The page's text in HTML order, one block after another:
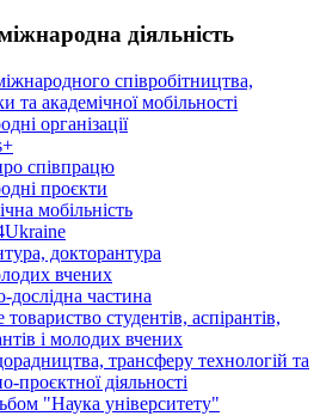
діяльність
співробітництва,
та академічної мобільності
організації
співпрацю
проєкти
мобільність
докторантура
вчених
дослідна частина
студентів, аспірантів,
і молодих вчених
трансферу технологій та
проєктної діяльності
"Наука університету"